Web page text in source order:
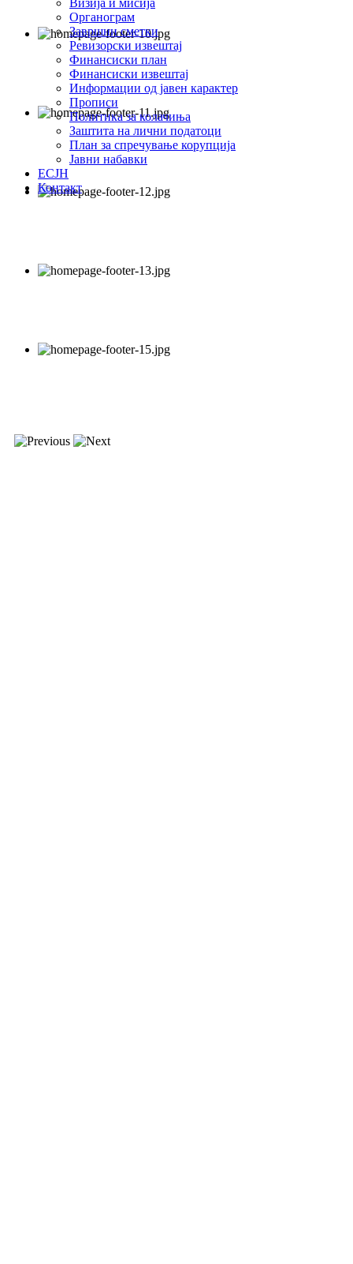
Визија и мисија
Органограм
Завршни сметки
Ревизорски извештај
Финансиски план
Финансиски извештај
Информации од јавен карактер
Прописи
Политика за колачиња
Заштита на лични податоци
План за спречување корупција
Јавни набавки
ЕСЈН
Контакт